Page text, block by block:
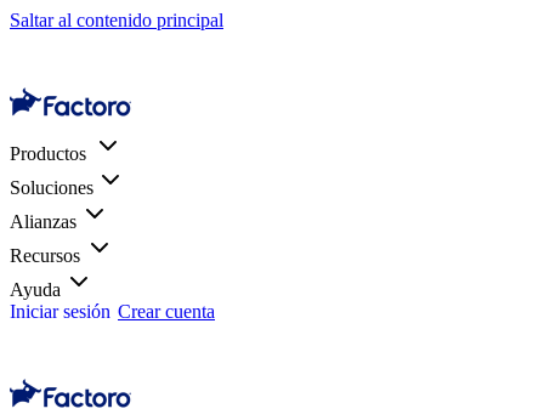
Saltar al contenido principal
Productos
Soluciones
Alianzas
Recursos
Ayuda
Iniciar sesión Crear cuenta